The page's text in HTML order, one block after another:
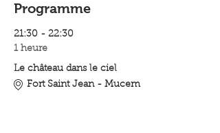
Programme
21:30 - 22:30
1 heure
Le château dans le ciel
Fort Saint Jean - Mucem